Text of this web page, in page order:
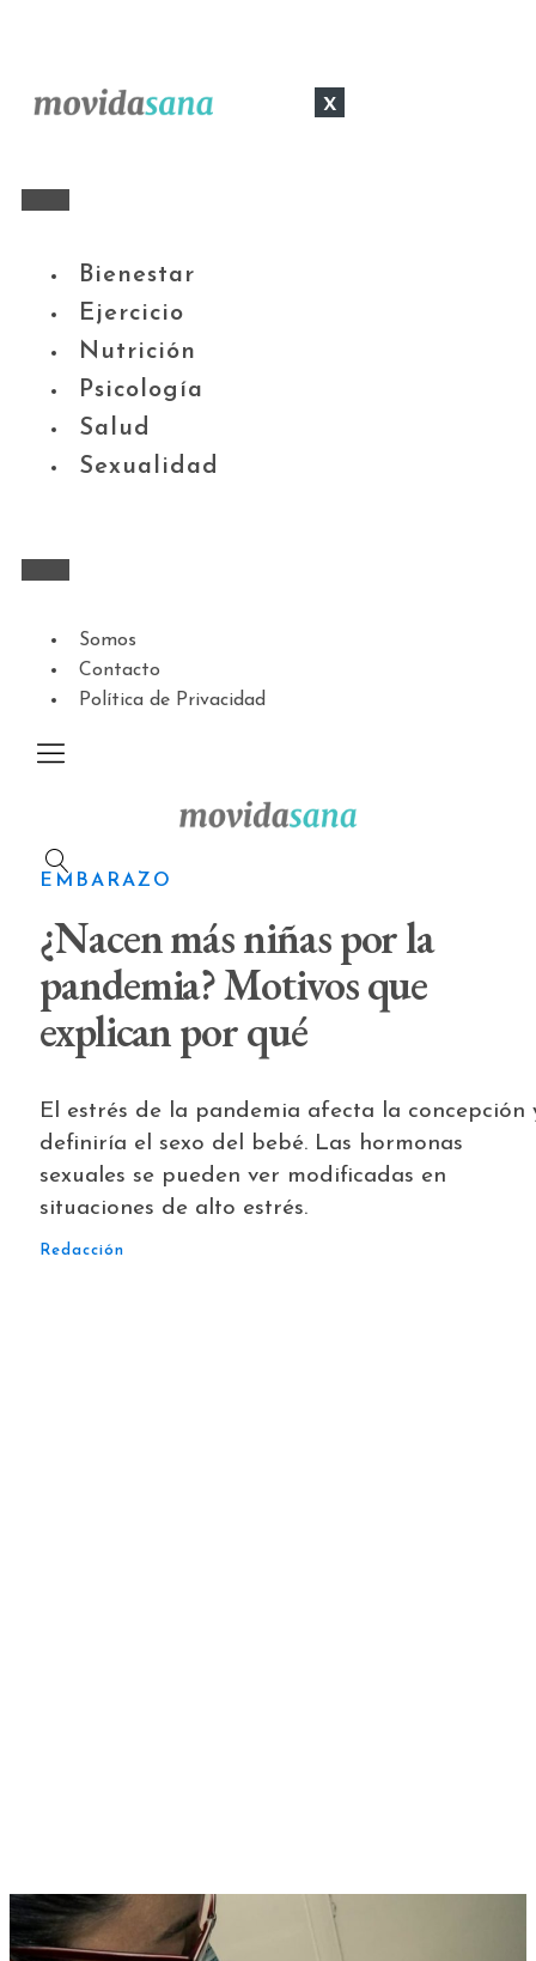
x
Bienestar
Ejercicio
Nutrición
Psicología
Salud
Sexualidad
Somos
Contacto
Política de Privacidad
EMBARAZO
¿Nacen más niñas por la
pandemia? Motivos que
explican por qué
El estrés de la pandemia afecta la concepción
definiría el sexo del bebé. Las hormonas
sexuales se pueden ver modificadas en
situaciones de alto estrés.
Redacción